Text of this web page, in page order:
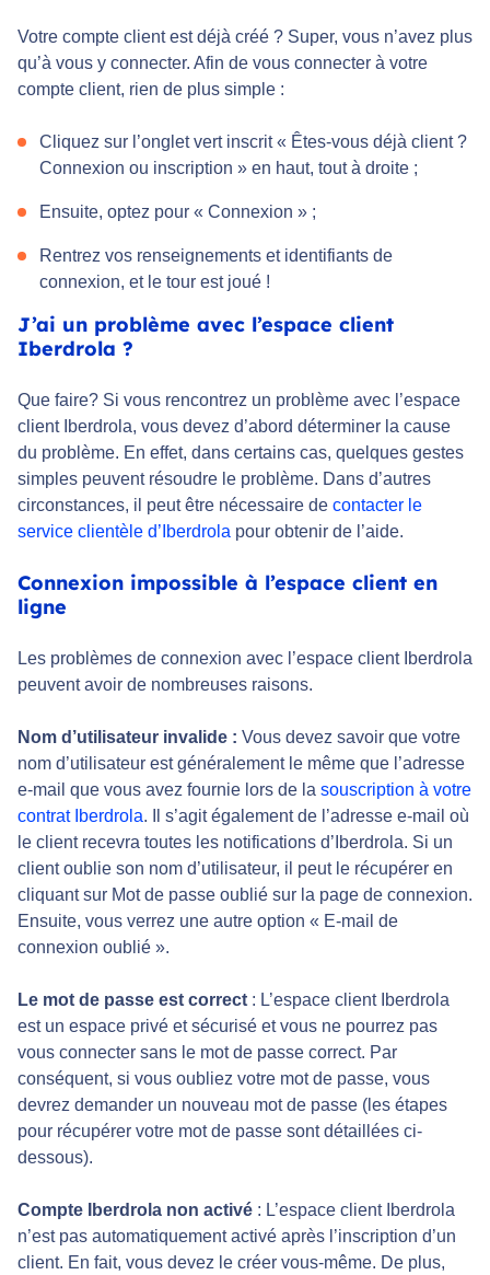
Votre compte client est déjà créé ? Super, vous n’avez plus
qu’à vous y connecter. Afin de vous connecter à votre
compte client, rien de plus simple :
Cliquez sur l’onglet vert inscrit « Êtes-vous déjà client ?
Connexion ou inscription » en haut, tout à droite ;
Ensuite, optez pour « Connexion » ;
Rentrez vos renseignements et identifiants de
connexion, et le tour est joué !
J’ai un problème avec l’espace client
Iberdrola ?
Que faire? Si vous rencontrez un problème avec l’espace
client Iberdrola, vous devez d’abord déterminer la cause
du problème. En effet, dans certains cas, quelques gestes
simples peuvent résoudre le problème. Dans d’autres
circonstances, il peut être nécessaire de contacter le
service clientèle d’Iberdrola pour obtenir de l’aide.
Connexion impossible à l’espace client en
ligne
Les problèmes de connexion avec l’espace client Iberdrola
peuvent avoir de nombreuses raisons.
Nom d’utilisateur invalide : Vous devez savoir que votre
nom d’utilisateur est généralement le même que l’adresse
e-mail que vous avez fournie lors de la souscription à votre
contrat Iberdrola. Il s’agit également de l’adresse e-mail où
le client recevra toutes les notifications d’Iberdrola. Si un
client oublie son nom d’utilisateur, il peut le récupérer en
cliquant sur Mot de passe oublié sur la page de connexion.
Ensuite, vous verrez une autre option « E-mail de
connexion oublié ».
Le mot de passe est correct : L’espace client Iberdrola
est un espace privé et sécurisé et vous ne pourrez pas
vous connecter sans le mot de passe correct. Par
conséquent, si vous oubliez votre mot de passe, vous
devrez demander un nouveau mot de passe (les étapes
pour récupérer votre mot de passe sont détaillées ci-
dessous).
Compte Iberdrola non activé : L’espace client Iberdrola
n’est pas automatiquement activé après l’inscription d’un
client. En fait, vous devez le créer vous-même. De plus,